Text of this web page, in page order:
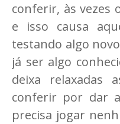
conferir, às vezes
e isso causa
testando algo
já ser algo
deixa relaxadas
conferir por dar
precisa jogar